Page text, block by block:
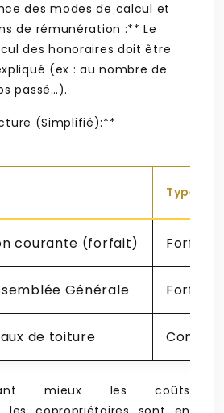
des modes de calcul et
de rémunération :** Le
des honoraires doit être
(ex : au nombre de
passé…).
(Simplifié):**
Type
courante (forfait)
Générale
de toiture
mieux les coûts